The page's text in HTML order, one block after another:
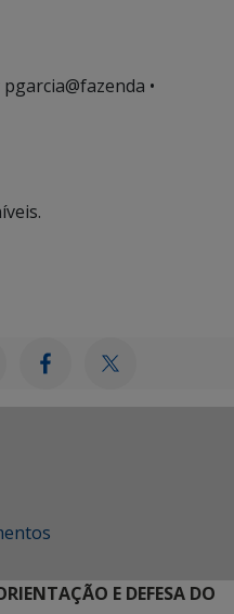
pgarcia@fazenda •
E DEFESA DO